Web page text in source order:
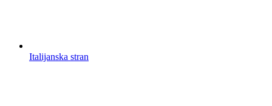
Italijanska stran